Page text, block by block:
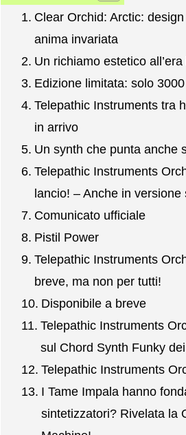
Clear Orchid: Arctic:
anima invariata
Un richiamo estetico all’era
Edizione limitata: solo
Telepathic Instruments tra
in arrivo
Un synth che punta anche
Telepathic Instruments
lancio! – Anche in versione
Comunicato ufficiale
Pistil Power
Telepathic Instruments
breve, ma non per tutti!
Disponibile a breve
Telepathic Instruments
sul Chord Synth Funky
Telepathic Instruments
I Tame Impala hanno
sintetizzatori? Rivelata la